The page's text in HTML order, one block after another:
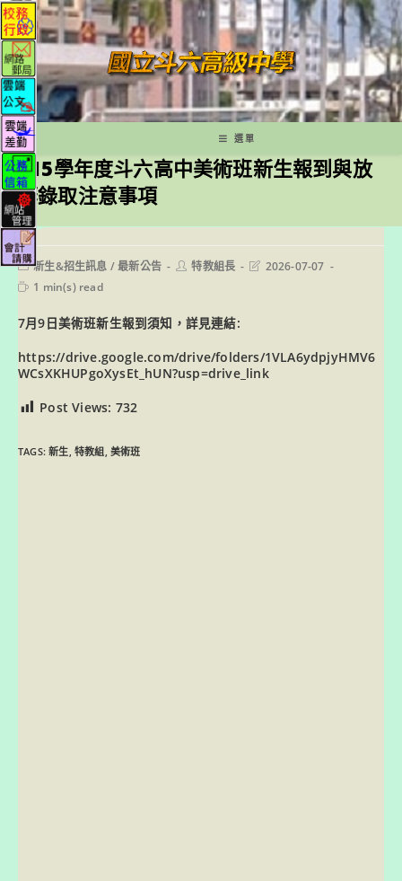
跳
轉
至
主
要
內
容
選單
115學年度斗六高中美術班新生報到與放
棄錄取注意事項
Post
category:
新生&招生訊息 /最新公告
Post特教組長
Post2026-07-07
Reading
1 min(s) read
7月9日美術班新生報到須知，詳見連結:
https://drive.google.com/drive/folders/1VLA6ydpjyHMV6
WCsXKHUPgoXysEt_hUN?usp=drive_link
Post Views: 732
TAGS:新生, 特教組, 美術班